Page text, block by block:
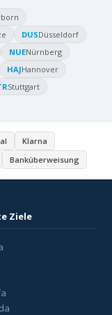
DUSDüsseldorf
NUENürnberg
HAJHannover
Stuttgart
Klarna
Banküberweisung
Ziele